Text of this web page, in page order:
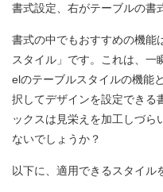
書式設定、右がテーブルの書
書式の中でもおすすめの機能
スタイル」です。これは、一
elのテーブルスタイルの機能
択してデザインを設定できる
ックスは見栄えを加工しづら
ないでしょうか？
以下に、適用できるスタイル